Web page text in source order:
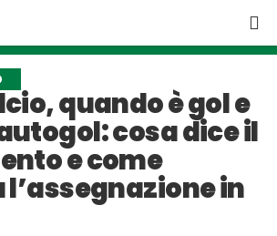
quando è gol e
cosa dice il
e come
in